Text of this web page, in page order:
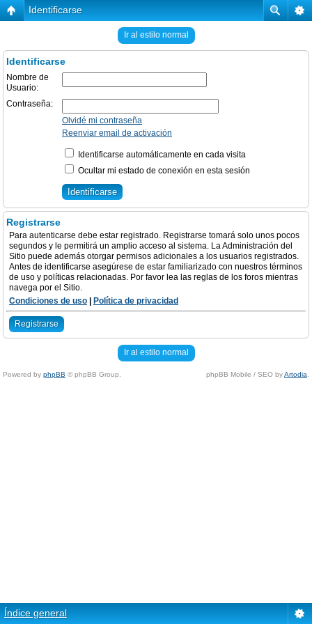
Identificarse
Ir al estilo normal
Identificarse
Nombre de
Usuario:
Contraseña:
Olvidé mi contraseña
Reenviar email de activación
Identificarse automáticamente en cada visita
Ocultar mi estado de conexión en esta sesión
Registrarse
Para autenticarse debe estar registrado. Registrarse tomará solo unos pocos
segundos y le permitirá un amplio acceso al sistema. La Administración del
Sitio puede además otorgar permisos adicionales a los usuarios registrados.
Antes de identificarse asegúrese de estar familiarizado con nuestros términos
de uso y políticas relacionadas. Por favor lea las reglas de los foros mientras
navega por el Sitio.
Condiciones de uso
Política de privacidad
Registrarse
Ir al estilo normal
Powered by phpBB © phpBB Group. phpBB Mobile / SEO byArtodia
Índice general